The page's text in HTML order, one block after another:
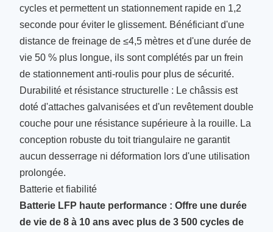
cycles et permettent un stationnement rapide en 1,2
seconde pour éviter le glissement. Bénéficiant d'une
distance de freinage de ≤4,5 mètres et d'une durée de
vie 50 % plus longue, ils sont complétés par un frein
de stationnement anti-roulis pour plus de sécurité.
Durabilité et résistance structurelle : Le châssis est
doté d'attaches galvanisées et d'un revêtement double
couche pour une résistance supérieure à la rouille. La
conception robuste du toit triangulaire ne garantit
aucun desserrage ni déformation lors d'une utilisation
prolongée.
Batterie et fiabilité
Batterie LFP haute performance : Offre une durée
de vie de 8 à 10 ans avec plus de 3 500 cycles de